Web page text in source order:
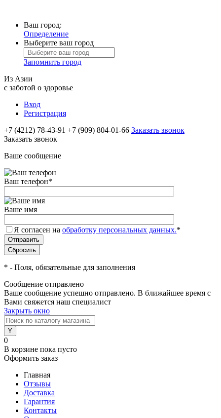
Ваш город:
Определение
Выберите ваш город
Запомнить город
Из Азии
с заботой о здоровье
Вход
Регистрация
+7 (4212) 78-43-91 +7 (909) 804-01-66 Заказать звонок
Заказать звонок
Ваше сообщение
Ваш телефон*
Ваше имя
Я согласен на обработку персональных данных.*
* - Поля, обязательные для заполнения
Сообщение отправлено
Ваше сообщение успешно отправлено. В ближайшее время с
Вами свяжется наш специалист
Закрыть окно
0
В корзине пока пусто
Оформить заказ
Главная
Отзывы
Доставка
Гарантия
Контакты